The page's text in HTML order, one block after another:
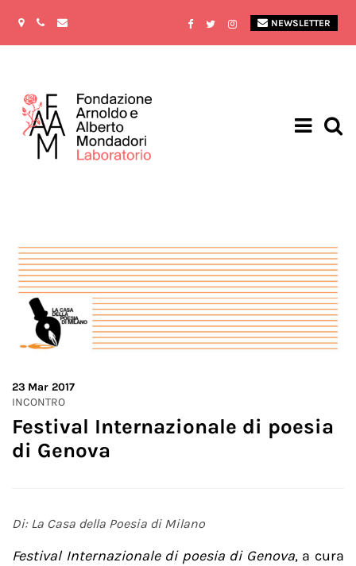
NEWSLETTER
23 Mar 2017
INCONTRO
Festival Internazionale di poesia
di Genova
Di: La Casa della Poesia di Milano
Festival Internazionale di poesia di Genova, a cura